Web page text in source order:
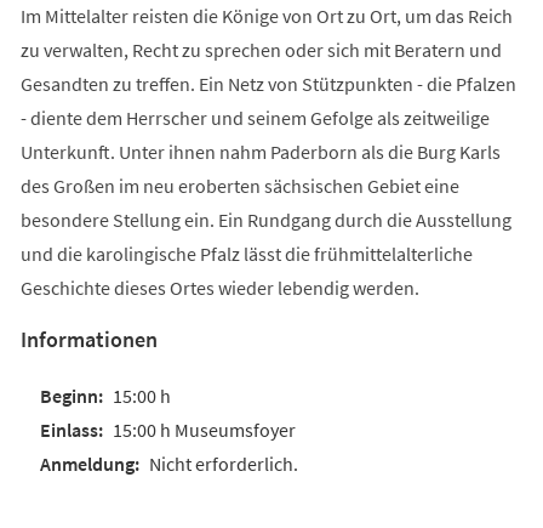
Im Mittelalter reisten die Könige von Ort zu Ort, um das Reich
zu verwalten, Recht zu sprechen oder sich mit Beratern und
Gesandten zu treffen. Ein Netz von Stützpunkten - die Pfalzen
- diente dem Herrscher und seinem Gefolge als zeitweilige
Unterkunft. Unter ihnen nahm Paderborn als die Burg Karls
des Großen im neu eroberten sächsischen Gebiet eine
besondere Stellung ein. Ein Rundgang durch die Ausstellung
und die karolingische Pfalz lässt die frühmittelalterliche
Geschichte dieses Ortes wieder lebendig werden.
Informationen
15:00 h
15:00 h Museumsfoyer
Nicht erforderlich.